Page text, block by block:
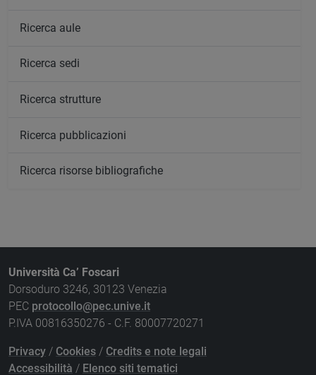
Ricerca aule
Ricerca sedi
Ricerca strutture
Ricerca pubblicazioni
Ricerca risorse bibliografiche
Università Ca’ Foscari
Dorsoduro 3246, 30123 Venezia
PEC protocollo@pec.unive.it
P.IVA 00816350276 - C.F. 80007720271
Privacy / Cookies / Credits e note legali
Accessibilità / Elenco siti tematici